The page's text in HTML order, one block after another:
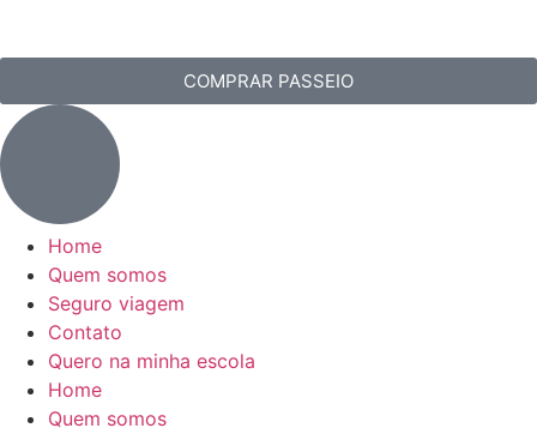
COMPRAR PASSEIO
Home
Quem somos
Seguro viagem
Contato
Quero na minha escola
Home
Quem somos